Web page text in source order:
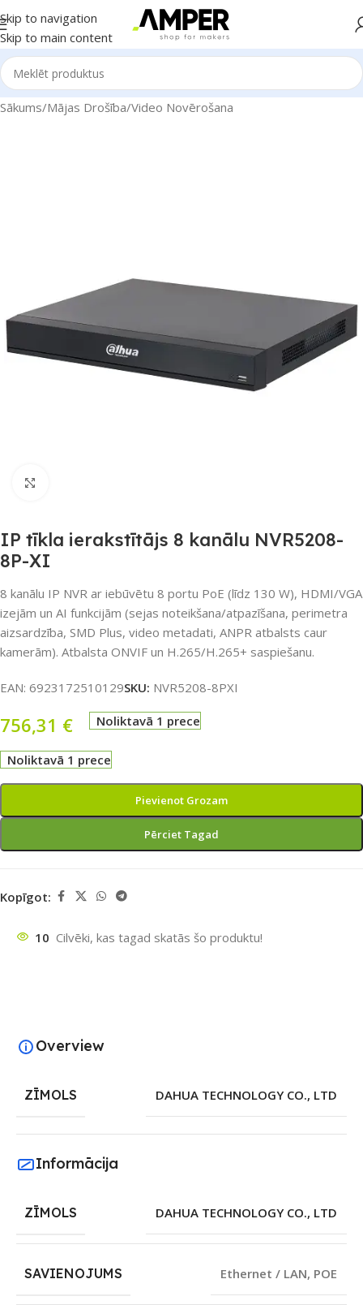
Skip to navigation
Skip to main content
Sākums/Mājas Drošība/Video Novērošana
IP tīkla ierakstītājs 8 kanālu NVR5208-
8P-XI
8 kanālu IP NVR ar iebūvētu 8 portu PoE (līdz 130 W), HDMI/VGA
izejām un AI funkcijām (sejas noteikšana/atpazīšana, perimetra
aizsardzība, SMD Plus, video metadati, ANPR atbalsts caur
kamerām). Atbalsta ONVIF un H.265/H.265+ saspiešanu.
EAN: 6923172510129SKU: NVR5208-8PXI
756,31 € Noliktavā 1 prece
Noliktavā 1 prece
Pievienot Grozam
Pērciet Tagad
Kopīgot:
10 Cilvēki, kas tagad skatās šo produktu!
Overview
ZĪMOLS DAHUA TECHNOLOGY CO., LTD
Informācija
ZĪMOLS DAHUA TECHNOLOGY CO., LTD
SAVIENOJUMS Ethernet / LAN, POE